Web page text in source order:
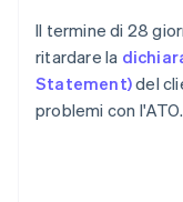
Il termine di 28
ritardare la
Statement)del
problemi con l'ATO.